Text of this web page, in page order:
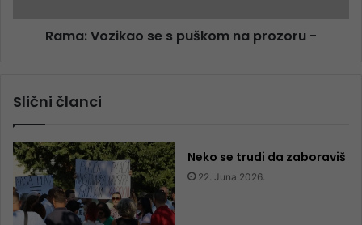
Rama: Vozikao se s puškom na prozoru -
Slični članci
Neko se trudi da zaboraviš
22. Juna 2026.